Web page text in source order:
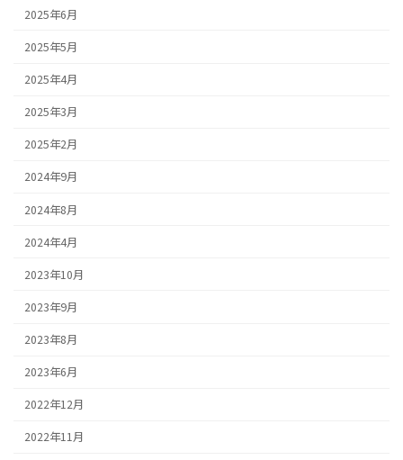
2025年6月
2025年5月
2025年4月
2025年3月
2025年2月
2024年9月
2024年8月
2024年4月
2023年10月
2023年9月
2023年8月
2023年6月
2022年12月
2022年11月